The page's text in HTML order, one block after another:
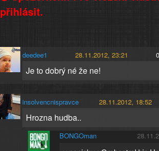
přihlásit.
deedee1 28.11.2012, 23:21 0
Je to dobrý né že ne!
insolvencnispravce 28.11.2012, 18:52
Hrozna hudba..
BONGOman